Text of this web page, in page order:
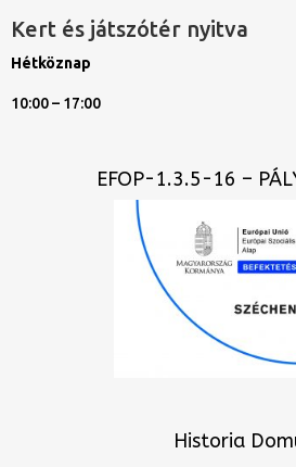
Kert és játszótér nyitva
Hétköznap
10:00 – 17:00
EFOP-1.3.5-16 –
Historia